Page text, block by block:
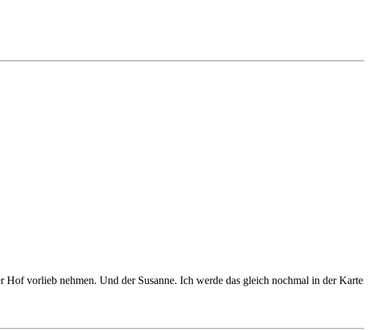
vorlieb nehmen. Und der Susanne. Ich werde das gleich nochmal in der Karte